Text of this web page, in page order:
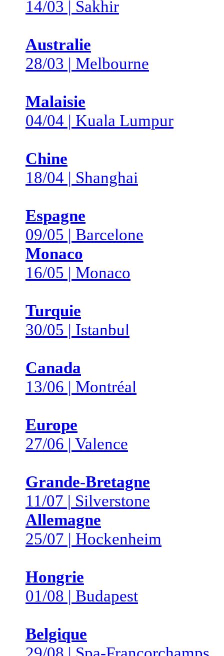
14/03 | Sakhir
Australie
28/03 | Melbourne
Malaisie
04/04 | Kuala Lumpur
Chine
18/04 | Shanghai
Espagne
09/05 | Barcelone
Monaco
16/05 | Monaco
Turquie
30/05 | Istanbul
Canada
13/06 | Montréal
Europe
27/06 | Valence
Grande-Bretagne
11/07 | Silverstone
Allemagne
25/07 | Hockenheim
Hongrie
01/08 | Budapest
Belgique